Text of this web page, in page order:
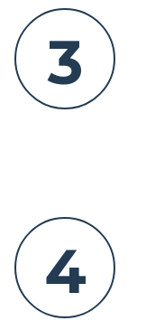
3
4